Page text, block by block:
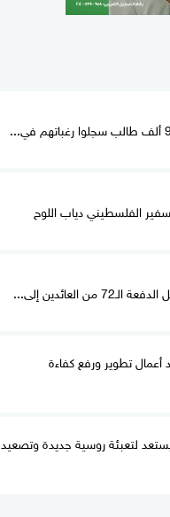
الفلسطيني دياب اللوح
من العائدين إلى...
أعمال تطوير ورفع كفاءة
لتعبئة روسية جديدة وتصعيد